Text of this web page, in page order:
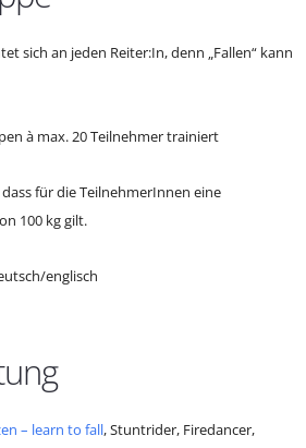
sich an jeden Reiter:In, denn „Fallen“ kann
à max. 20 Teilnehmer trainiert
für die TeilnehmerInnen eine
100 kg gilt.
englisch
– learn to fall, Stuntrider, Firedancer,